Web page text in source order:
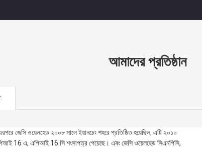
আমাদের প্রতিষ্ঠান
এরপরে জেসি ওয়েলহেড ২০০৮ সালে ইয়ানচেং শহরে প্রতিষ্ঠিত হয়েছিল, এটি ২০১০
16 এ, এপিআই 16 সি শংসাপত্র পেয়েছে। এবং জেসি ওয়েলহেড সিএনপিসি,